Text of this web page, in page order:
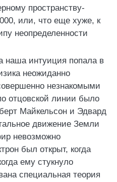
пространству-
или, что еще хуже, к
неопределенности
наша интуиция попала в
неожиданно
незнакомыми
отцовской линии было
Майкельсон и Эдвард
движение Земли
невозможно
был открыт, когда
ему стукнуло
специальная теория